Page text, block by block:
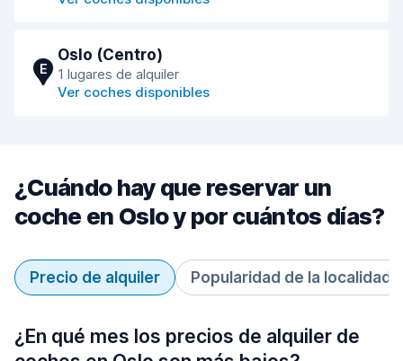
E
Oslo (Centro)
1 lugares de alquiler
Ver coches disponibles
¿Cuándo hay que reservar un
coche en Oslo y por cuántos días?
Precio de alquiler Popularidad de la localidad
¿En qué mes los precios de alquiler de